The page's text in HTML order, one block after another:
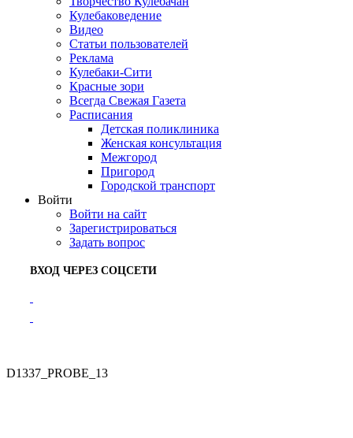
Кулебаковедение
Видео
Статьи пользователей
Реклама
Кулебаки-Сити
Красные зори
Всегда Свежая Газета
Расписания
Детская поликлиника
Женская консультация
Межгород
Пригород
Городской транспорт
Войти
Войти на сайт
Зарегистрироваться
Задать вопрос
ВХОД ЧЕРЕЗ СОЦСЕТИ